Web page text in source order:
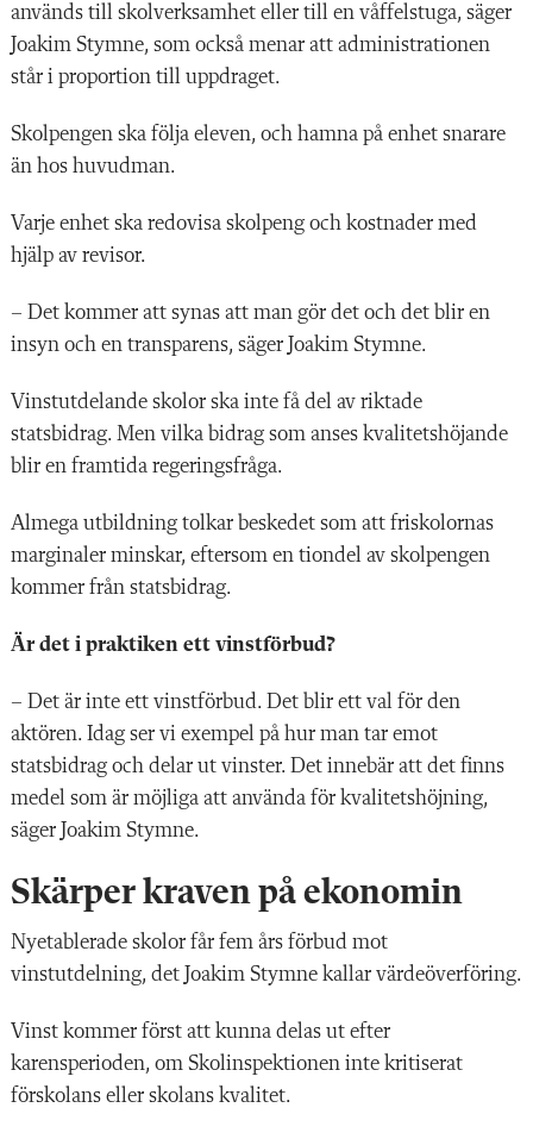
används till skolverksamhet eller till en våffelstuga, säger
Joakim Stymne, som också menar att administrationen
står i proportion till uppdraget.
Skolpengen ska följa eleven, och hamna på enhet snarare
än hos huvudman.
Varje enhet ska redovisa skolpeng och kostnader med
hjälp av revisor.
– Det kommer att synas att man gör det och det blir en
insyn och en transparens, säger Joakim Stymne.
Vinstutdelande skolor ska inte få del av riktade
statsbidrag. Men vilka bidrag som anses kvalitetshöjande
blir en framtida regeringsfråga.
Almega utbildning tolkar beskedet som att friskolornas
marginaler minskar, eftersom en tiondel av skolpengen
kommer från statsbidrag.
Är det i praktiken ett vinstförbud?
– Det är inte ett vinstförbud. Det blir ett val för den
aktören. Idag ser vi exempel på hur man tar emot
statsbidrag och delar ut vinster. Det innebär att det finns
medel som är möjliga att använda för kvalitetshöjning,
säger Joakim Stymne.
Skärper kraven på ekonomin
Nyetablerade skolor får fem års förbud mot
vinstutdelning, det Joakim Stymne kallar värdeöverföring.
Vinst kommer först att kunna delas ut efter
karensperioden, om Skolinspektionen inte kritiserat
förskolans eller skolans kvalitet.